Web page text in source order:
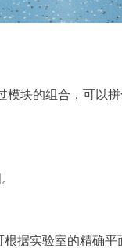
模块的组合，可以
根据实验室的精确